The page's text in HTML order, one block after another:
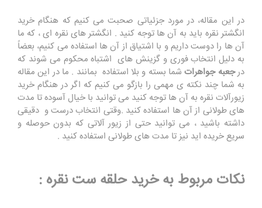
در این مقاله، در مورد جزئیاتی صحبت می کنیم که هنگام خرید
انگشتر نقره باید به آن ها توجه کنید . انگشتر های نقره ای ، که ما
آن ها را دوست داریم و با اشتیاق از آن ها استفاده می کنیم، بعضاً
به دلیل انتخاب فوری و گزینش های اشتباه محکوم می شوند که
درجعبه جواهراتشما بسته و بلا استفاده بمانند . ما در این مقاله
به شما چند نکته ی مهمی را بازگو می کنیم که اگر در هنگام خرید
زیورآلات نقره به آن ها توجه کنید می توانید با خیال آسوده تا مدت
های طولانی از آن ها استفاده کنید .وقتی انتخاب درست و دقیقی
داشته باشید ، می توانید حتی از زیور آلاتی که بدون حوصله و
سریع خریده اید نیز تا مدت های طولانی استفاده کنید .
نکات مربوط به خرید حلقه ست نقره :